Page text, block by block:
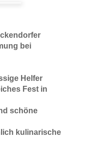
bei
Helfer
Fest in
schöne
kulinarische